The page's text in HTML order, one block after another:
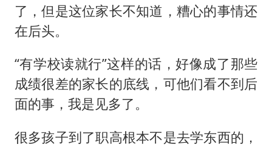
了，但是这位家长不知道，糟心的事情还
在后头。
“有学校读就行”这样的话，好像成了那些
成绩很差的家长的底线，可他们看不到后
面的事，我是见多了。
很多孩子到了职高根本不是去学东西的，